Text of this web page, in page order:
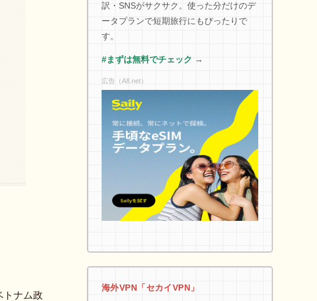
トナム政
訳・SNSがサクサク。使った分だけのデ
ータプランで短期旅行にもぴったりで
す。
#まずは無料でチェック →
広告（A8.net）
海外VPN「セカイVPN」